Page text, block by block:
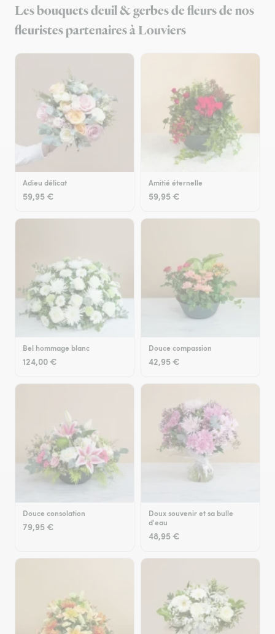
Les bouquets deuil & gerbes de fleurs de nos
fleuristes partenaires à Louviers
Adieu délicat
59,95 €
Amitié éternelle
59,95 €
Bel hommage blanc
124,00 €
Douce compassion
42,95 €
Douce consolation
79,95 €
Doux souvenir et sa bulle
d'eau
48,95 €